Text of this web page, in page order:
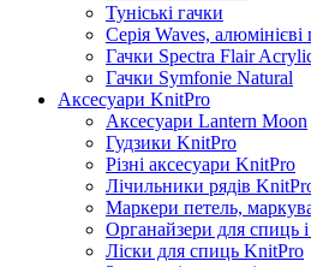
Туніські гачки
Серія Waves, алюмінієві
Гачки Spectra Flair
Гачки Symfonie Natural
Аксесуари KnitPro
Аксесуари Lantern Moon
Гудзики KnitPro
Різні аксесуари KnitPro
Лічильники рядів
Маркери петель,
Органайзери для спиць
Ліски для спиць KnitPro